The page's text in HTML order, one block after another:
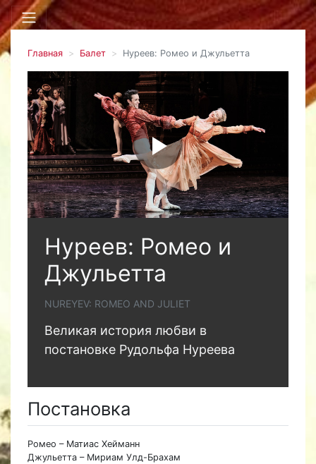
Главная Балет Нуреев: Ромео и Джульетта
Нуреев: Ромео и
Джульетта
NUREYEV: ROMEO AND JULIET
Великая история любви в
постановке Рудольфа Нуреева
Постановка
Ромео – Матиас Хейманн
Джульетта – Мириам Улд-Брахам